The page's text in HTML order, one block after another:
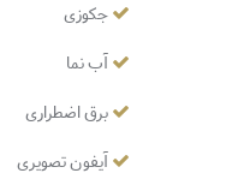
جکوزی
آب نما
برق اضطراری
آیفون تصویری